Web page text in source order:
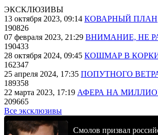
ЭКСКЛЮЗИВЫ
13 октября 2023, 09:14 КОВАРНЫЙ ПЛАН
190826
07 февраля 2023, 21:29 ВНИМАНИЕ, НЕ
190433
28 октября 2024, 09:45 КОШМАР В
162347
25 апреля 2024, 17:35 ПОПУТНОГО
189358
22 марта 2023, 17:19 АФЕРА НА
209665
Все эксклюзивы
Смолов призвал